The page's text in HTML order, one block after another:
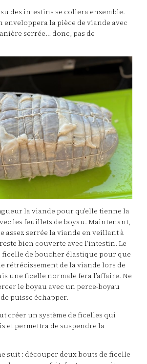
des intestins se collera ensemble.
enveloppera la pièce de viande avec
serrée… donc, pas de
la viande pour qu’elle tienne la
les feuillets de boyau. Maintenant,
assez serrée la viande en veillant à
bien couverte avec l’intestin. Le
de boucher élastique pour que
rétrécissement de la viande lors de
une ficelle normale fera l’affaire. Ne
le boyau avec un perce-boyau
puisse échapper.
créer un système de ficelles qui
et permettra de suspendre la
suit : découper deux bouts de ficelle